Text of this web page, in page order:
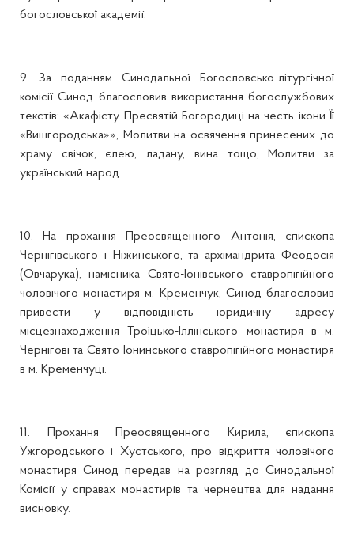
богословської академії.
9. За поданням Синодальної Богословсько-літургічної
комісії Синод благословив використання богослужбових
текстів: «Акафісту Пресвятій Богородиці на честь ікони Її
«Вишгородська»», Молитви на освячення принесених до
храму свічок, єлею, ладану, вина тощо, Молитви за
український народ.
10. На прохання Преосвященного Антонія, єпископа
Чернігівського і Ніжинського, та архімандрита Феодосія
(Овчарука), намісника Свято-Іонівського ставропігійного
чоловічого монастиря м. Кременчук, Синод благословив
привести у відповідність юридичну адресу
місцезнаходження Троїцько-Іллінського монастиря в м.
Чернігові та Свято-Іонинського ставропігійного монастиря
в м. Кременчуці.
11. Прохання Преосвященного Кирила, єпископа
Ужгородського і Хустського, про відкриття чоловічого
монастиря Синод передав на розгляд до Синодальної
Комісії у справах монастирів та чернецтва для надання
висновку.